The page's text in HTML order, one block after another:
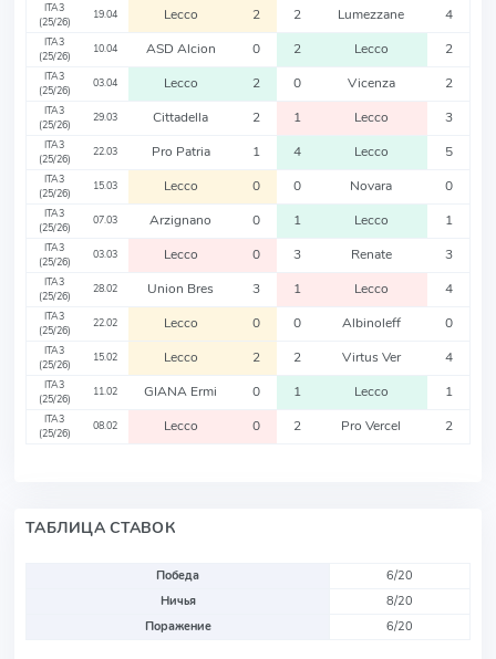
ITA3
(25/26)
19.04 Lecco 2 2 Lumezzane 4
ITA3
(25/26)
10.04 ASD Alcion 0 2 Lecco 2
ITA3
(25/26)
03.04 Lecco 2 0 Vicenza 2
ITA3
(25/26)
29.03 Cittadella 2 1 Lecco 3
ITA3
(25/26)
22.03 Pro Patria 1 4 Lecco 5
ITA3
(25/26)
15.03 Lecco 0 0 Novara 0
ITA3
(25/26)
07.03 Arzignano 0 1 Lecco 1
ITA3
(25/26)
03.03 Lecco 0 3 Renate 3
ITA3
(25/26)
28.02 Union Bres 3 1 Lecco 4
ITA3
(25/26)
22.02 Lecco 0 0 Albinoleff 0
ITA3
(25/26)
15.02 Lecco 2 2 Virtus Ver 4
ITA3
(25/26)
11.02 GIANA Ermi 0 1 Lecco 1
ITA3
(25/26)
08.02 Lecco 0 2 Pro Vercel 2
ТАБЛИЦА СТАВОК
Победа
6/20
Ничья
8/20
Поражение
6/20